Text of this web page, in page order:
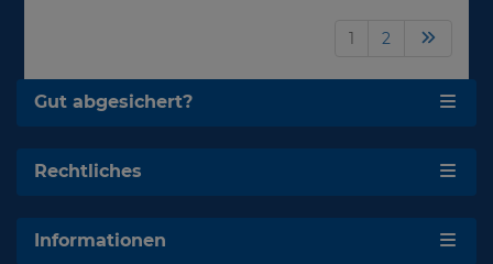
1 2
Gut abgesichert?
Rechtliches
Informationen